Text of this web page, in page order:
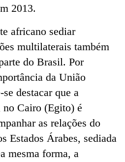
2013.
africano sediar
multilaterais também
do Brasil. Por
da União
destacar que a
Cairo (Egito) é
as relações do
Estados Árabes, sediada
mesma forma, a